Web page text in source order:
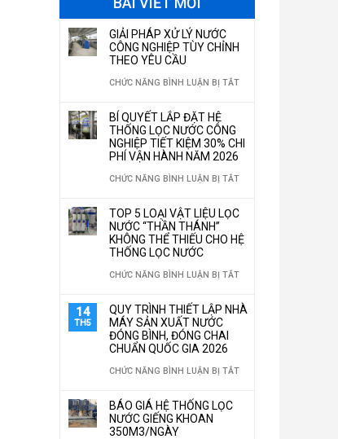
GIẢI PHÁP XỬ LÝ NƯỚC
CÔNG NGHIỆP TÙY CHỈNH
THEO YÊU CẦU
CHỨC NĂNG BÌNH LUẬN BỊ TẮTỞ
XỬ
CÔNG
NGHIỆP
THEO
BÍ QUYẾT LẮP ĐẶT HỆ
THỐNG LỌC NƯỚC CÔNG
NGHIỆP TIẾT KIỆM 30% CHI
PHÍ VẬN HÀNH NĂM 2026
CHỨC NĂNG BÌNH LUẬN BỊ TẮTỞ
LẮP
THỐNG
TOP 5 LOẠI VẬT LIỆU LỌC
NƯỚC “THẦN THÁNH”
KHÔNG THỂ THIẾU CHO HỆ
THỐNG LỌC NƯỚC
CHỨC NĂNG BÌNH LUẬN BỊ TẮTỞ
14
TH5
QUY TRÌNH THIẾT LẬP NHÀ
MÁY SẢN XUẤT NƯỚC
ĐÓNG BÌNH, ĐÓNG CHAI
CHUẨN QUỐC GIA 2026
CHỨC NĂNG BÌNH LUẬN BỊ TẮTỞ
BÁO GIÁ HỆ THỐNG LỌC
NƯỚC GIẾNG KHOAN
350M3/NGÀY